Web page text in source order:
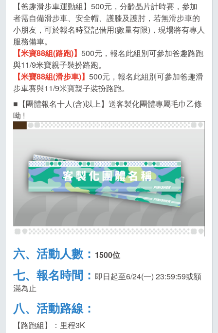
【爸趣滑步車運動組】500元，分齡晶片計時賽，參加
者需自備滑步車、安全帽、護膝及護肘，若無滑步車的
小朋友，可於報名時登記借用(數量有限)，現場將有專人
服務備車。
【米寶88組(路跑)】 500元，報名此組別可參加爸趣路跑
與11/9米寶親子裝扮路跑。
【米寶88組(滑步車)】 500元，報名此組別可參加爸趣滑
步車賽與11/9米寶親子裝扮路跑。
■【團體報名十人(含)以上】送客製化團體專屬毛巾乙條
呦 !
六、活動人數： 1500位
七、報名時間： 即日起至6/24(一) 23:59:59或額
滿為止
八、活動路線：
【路跑組】：里程3K